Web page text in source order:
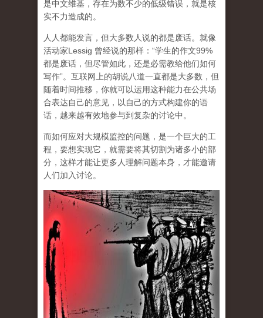
是中文维基，存在为数不少的低级错误，就是核
实不力造成的。
人人都能发言，但大多数人说的都是废话。就像
活动家Lessig 曾经说的那样：“学生的作文99%
都是废话，但尽管如此，还是必需教给他们如何
写作”。互联网上的胡说八道一直都是大多数，但
随着时间推移，你就可以运用这种能力在公共场
合表达自己的意见，以自己的方式构建你的语
话，越来越有效地参与到复杂的讨论中。
而如何应对大规模监控的问题，是一个巨大的工
程，要想实现它，就需要将其切割为诸多小的部
分，这样才能让更多人理解问题本身，才能邀请
人们加入讨论。